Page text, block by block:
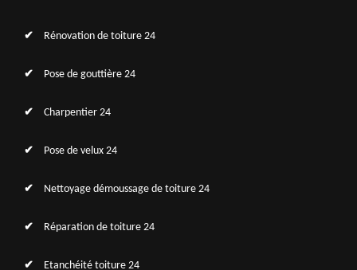
Rénovation de toiture 24
Pose de gouttière 24
Charpentier 24
Pose de velux 24
Nettoyage démoussage de toiture 24
Réparation de toiture 24
Etanchéité toiture 24